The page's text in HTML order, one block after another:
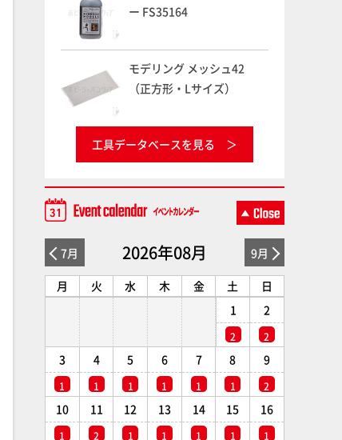
ー FS35164
モデリング メッシュ42
（正方形・Lサイズ）
工具データベースを見る
7月 2026年08月 9月
月 火 水 木 金 土
日
1
2
2
2
3
1
4
1
5
1
6
1
7
1
8
1
9
2
10
1
11
2
12
1
13
1
14
1
15
1
16
1